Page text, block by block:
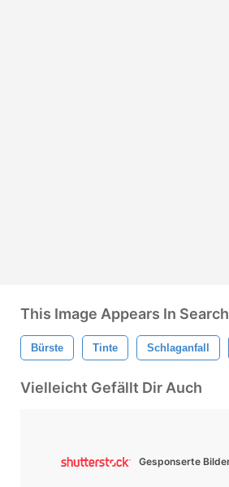
This Image Appears In
Bürste Tinte Schlaganfall
Vielleicht Gefällt Dir Auch
Gesponserte